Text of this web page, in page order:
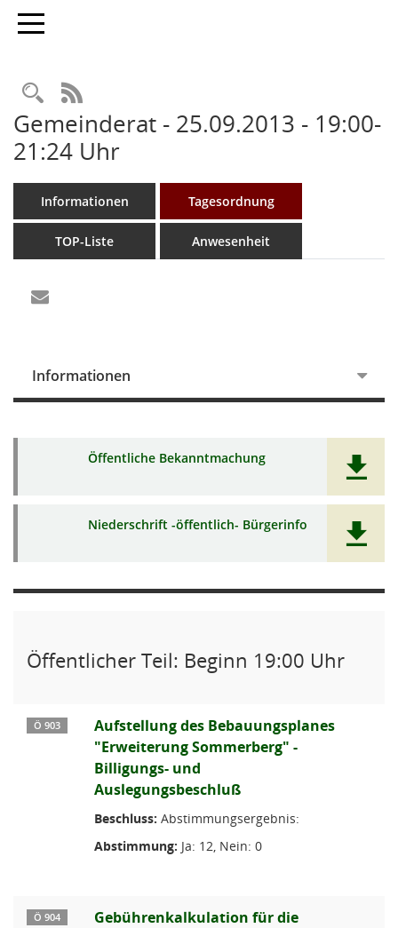
Toggle navigation
Rechercheauswahl
RSS-Feed
Gemeinderat - 25.09.2013 - 19:00-
21:24 Uhr
Informationen Tagesordnung
TOP-Liste Anwesenheit
Informationen
Öffentliche Bekanntmachung
Niederschrift -öffentlich- Bürgerinfo
Öffentlicher Teil: Beginn 19:00 Uhr
Ö 903
Aufstellung des Bebauungsplanes
"Erweiterung Sommerberg" -
Billigungs- und
Auslegungsbeschluß
Beschluss: Abstimmungsergebnis:
Abstimmung: Ja: 12, Nein: 0
Ö 904
Gebührenkalkulation für die